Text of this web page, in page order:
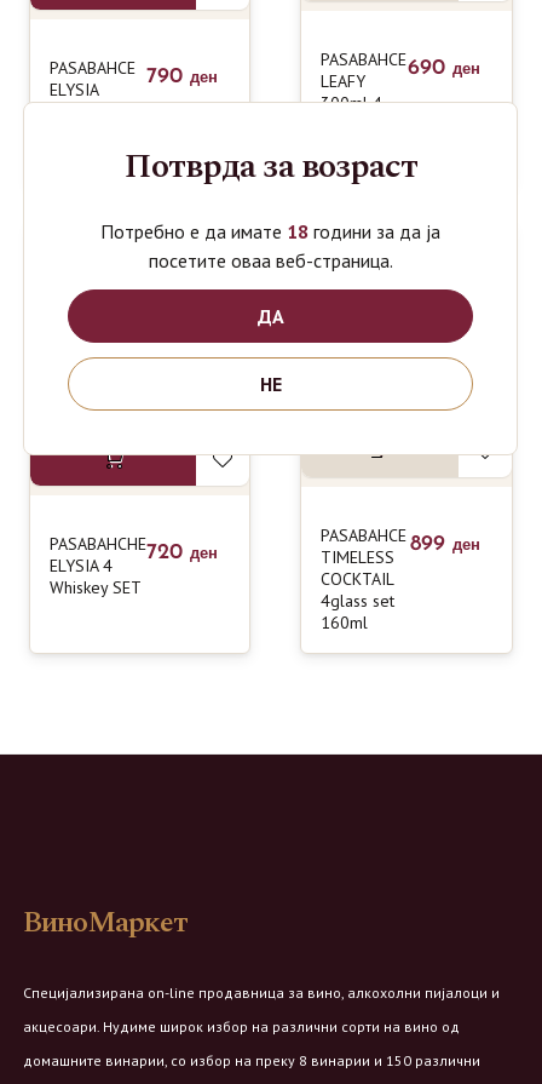
PASABAHCE
ELYSIA
790 ден
PASABAHCE
LEAFY
300ml 4
690 ден
PASABAHCHE
ELYSIA 4
Whiskey SET
720 ден
PASABAHCE
TIMELESS
COCKTAIL
4glass set
160ml
899 ден
ВиноМаркет
Специјализирана on-line продавница за вино, алкохолни пијалоци и
акцесоари. Нудиме широк избор на различни сорти на вино од
домашните винарии, со избор на преку 8 винарии и 150 различни
Потврда за возраст
Потребно е да имате 18 години за да ја
посетите оваа веб-страница.
ДА
НЕ